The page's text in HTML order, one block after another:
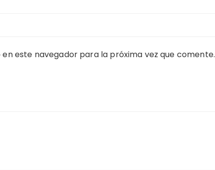
este navegador para la próxima vez que comente.